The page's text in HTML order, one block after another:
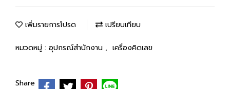
เพิ่มรายการโปรด เปรียบเทียบ
หมวดหมู่ : อุปกรณ์สำนักงาน , เครื่องคิดเลข
Share